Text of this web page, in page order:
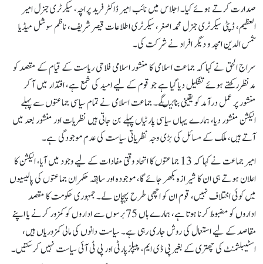
صدارت کرتے ہوئے کیا۔ اجلاس میں نائب امیر ڈاکٹر فرید پراچہ، سیکرٹری جنرل امیر
العظیم، ڈپٹی سیکرٹری جنرل محمد اصغر، سیکرٹری اطلاعات قیصر شریف، ناظم سوشل میڈیا
شمس الدین امجد و دیگر افراد نے شرکت کی۔
سراج الحق نے کہا کہ جماعت اسلامی کا منشور اسلامی فلاحی ریاست کے قیام کے مقصد کو
مدنظررکھتے ہوئے تشکیل دیا گیا ہے جو قوم کے لیے امید کی شمع ہے، اقتدار میں آ کر
منشور پر عمل درآمد کو یقینی بنائیںگے۔ جماعت اسلامی نے تمام سیاسی جماعتوں سے پہلے
الیکشن منشور دیا، ہمارے یہاں سیاسی پارٹیاں پہلے بن جاتی ہیں نظریات اور منشور بعد میں
آتے ہیں، ملک کے مسائل کی بڑی وجہ نظریاتی سیاست کی عدم موجودگی ہے۔
امیر جماعت نے کہا کہ 13 جماعتوں کا اتحاد وقتی مفادات کے لیے وجود میں آیا، الیکشن کا
اعلان ہوتے ہی ان کا شیرازہ بکھر جائے گا، موجودہ اور سابقہ حکمران جماعتوں کی پالیسیوں
میں کوئی اختلاف نہیں، قوم ان کو اچھی طرح پہچان لے۔ جمہوری حکومت کا مقصد
اداروں کو مضبوط کرنا ہوتا ہے، ہمارے ہاں 75برسوں سے اداروں کو کمزور کرنے یا اپنے
مقاصد کے لیے استعمال کی روش جاری رہی ہے۔ سیاست دانوں کی مالی کمزوریاں ہیں،
اسٹیبلشمنٹ کی چھتری کے بغیر پی ڈی ایم، پیپلزپارٹی اور پی ٹی آئی سیاست نہیں کرسکتیں۔